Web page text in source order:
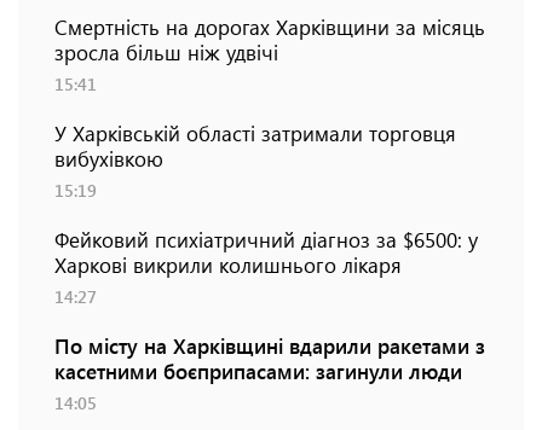
Смертність на дорогах Харківщини за місяць
зросла більш ніж удвічі
15:41
У Харківській області затримали торговця
вибухівкою
15:19
Фейковий психіатричний діагноз за $6500: у
Харкові викрили колишнього лікаря
14:27
По місту на Харківщині вдарили ракетами з
касетними боєприпасами: загинули люди
14:05